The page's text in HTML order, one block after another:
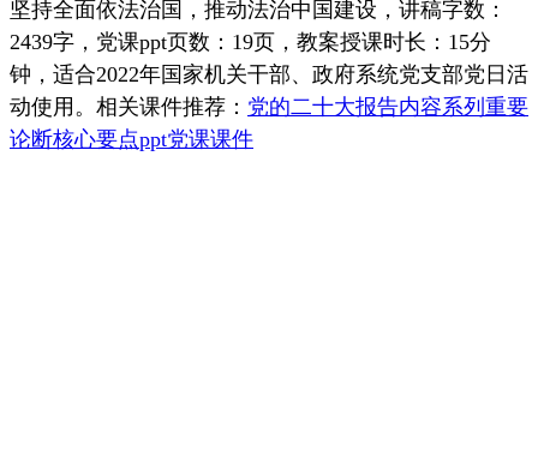
坚持全面依法治国，推动法治中国建设，讲稿字数：
2439字，党课ppt页数：19页，教案授课时长：15分
钟，适合2022年国家机关干部、政府系统党支部党日活
动使用。相关课件推荐： 党的二十大报告内容系列重要
论断核心要点ppt党课课件